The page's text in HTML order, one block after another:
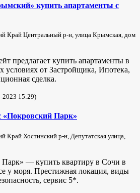
купить апартаменты с
Край Центральный р-н, улица Крымская, дом
предлагает купить апартаменты в
условиях от Застройщика, Ипотека,
сделка.
2023 15:29)
Парк»
Край Хостинский р-н, Депутатская улица,
— купить квартиру в Сочи в
у моря. Престижная локация, виды
сервис 5*.